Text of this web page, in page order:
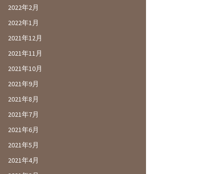
2022年2月
2022年1月
2021年12月
2021年11月
2021年10月
2021年9月
2021年8月
2021年7月
2021年6月
2021年5月
2021年4月